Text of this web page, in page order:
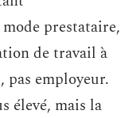
prestataire,
de travail à
employeur.
élevé, mais la